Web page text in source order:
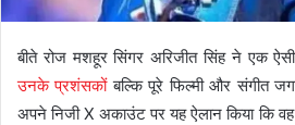
बीते रोज मशहूर सिंगर अरिजीत सिंह ने एक
उनके प्रशंसकोंबल्कि पूरे फिल्मी और संगीत
अपने निजी X अकाउंट पर यह ऐलान किया कि